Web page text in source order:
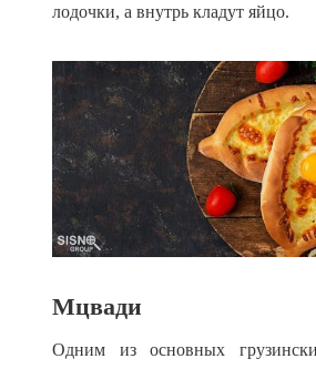
лодочки, а внутрь кладут яйцо.
Мцвади
Одним из основных